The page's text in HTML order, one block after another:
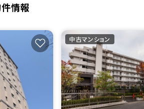
情報
中古マンション